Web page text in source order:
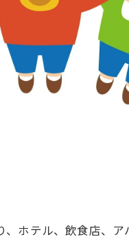
ホテル、飲食店、ア